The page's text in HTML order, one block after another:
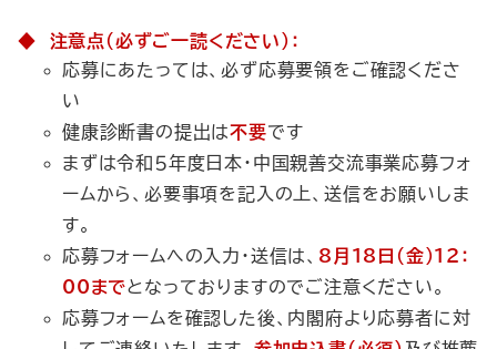
◆ 注意点（必ずご一読ください）：
応募にあたっては、必ず応募要領をご確認くださ
い
健康診断書の提出は不要です
まずは令和５年度日本・中国親善交流事業応募フォ
ームから、必要事項を記入の上、送信をお願いしま
す。
応募フォームへの入力・送信は、 8月18日（金）12：
00までとなっておりますのでご注意ください。
応募フォームを確認した後、内閣府より応募者に対